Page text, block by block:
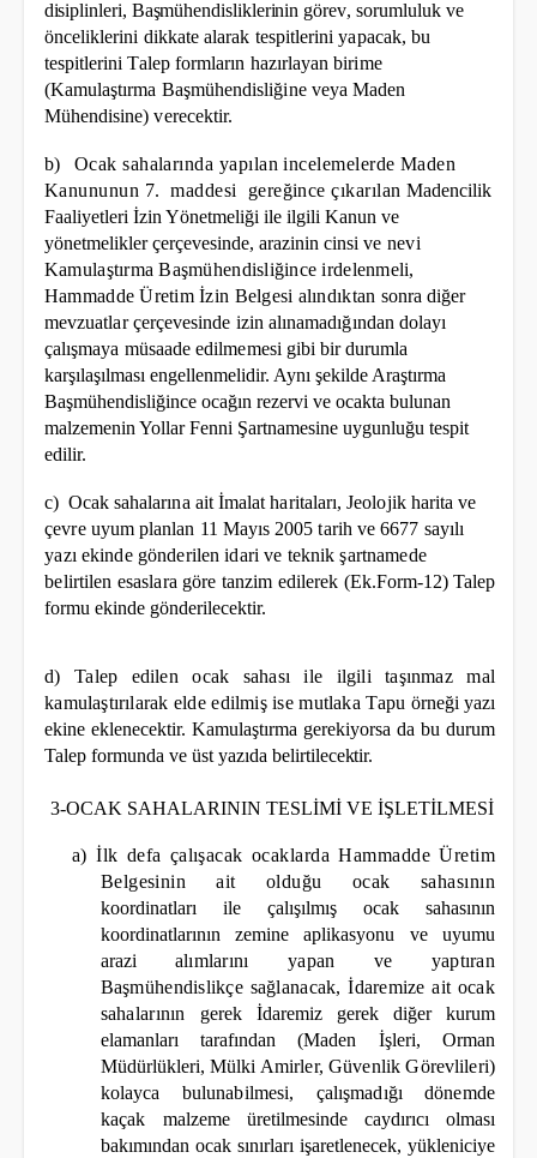
disiplinleri, Başmühendisliklerinin görev, sorumluluk ve
önceliklerini dikkate alarak tespitlerini yapacak, bu
tespitlerini Talep formların hazırlayan birime
(Kamulaştırma Başmühendisliğine veya Maden
Mühendisine) verecektir.
b)
Ocak sahalarında yapılan incelemelerde Maden
Kanununun 7.
maddesi gereğince çıkarılanMadencilik
Faaliyetleri İzin Yönetmeliği ile ilgili Kanun ve
yönetmelikler çerçevesinde, arazinin cinsi ve nevi
Kamulaştırma Başmühendisliğince irdelenmeli,
Hammadde Üretim İzin Belgesi alındıktan sonra diğer
mevzuatlar çerçevesinde izin alınamadığından dolayı
çalışmaya müsaade edilmemesi gibibir durumla
karşılaşılması engellenmelidir. Aynı şekilde Araştırma
Başmühendisliğince ocağın rezervi ve ocakta bulunan
malzemenin Yollar Fenni Şartnamesine uygunluğu tespit
edilir.
c) Ocak sahalarına ait İmalat haritaları, Jeolojik harita ve
çevre uyum planlan 11 Mayıs 2005 tarih ve6677 sayılı
yazı ekinde gönderilen idari ve teknik şartnamede
belirtilen esaslara göre tanzim edilerek (Ek.Form-12) Talep
formu ekinde gönderilecektir.
d) Talep edilen ocak sahası ile ilgili taşınmaz mal
kamulaştırılarak elde edilmiş ise mutlaka Tapu örneği yazı
ekine eklenecektir. Kamulaştırma gerekiyorsa da bu durum
Talep formunda ve üst yazıdabelirtilecektir.
3-OCAK SAHALARININ TESLİMİ VE İŞLETİLMESİ
a) İlk defa çalışacak ocaklarda Hammadde Üretim
Belgesinin ait olduğu ocak sahasının
koordinatları ile çalışılmış ocak sahasının
koordinatlarının zemine aplikasyonu ve uyumu
arazi alımlarını yapan ve yaptıran
Başmühendislikçe sağlanacak, İdaremize ait ocak
sahalarının gerek İdaremiz gerek diğer kurum
elamanları tarafından (Maden İşleri, Orman
Müdürlükleri, Mülki Amirler, Güvenlik Görevlileri)
kolayca bulunabilmesi, çalışmadığı dönemde
kaçak malzeme üretilmesinde caydırıcı olması
bakımından ocak sınırları işaretlenecek, yükleniciye